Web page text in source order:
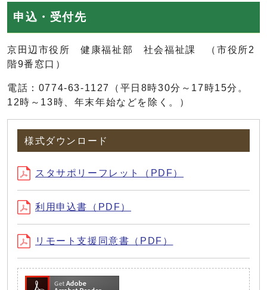
申込・受付先
京田辺市役所 健康福祉部 社会福祉課 （市役所2
階9番窓口）
電話：0774-63-1127（平日8時30分～17時15分。
12時～13時、年末年始などを除く。）
様式ダウンロード
スタサポリーフレット（PDF）
利用申込書（PDF）
リモート支援同意書（PDF）